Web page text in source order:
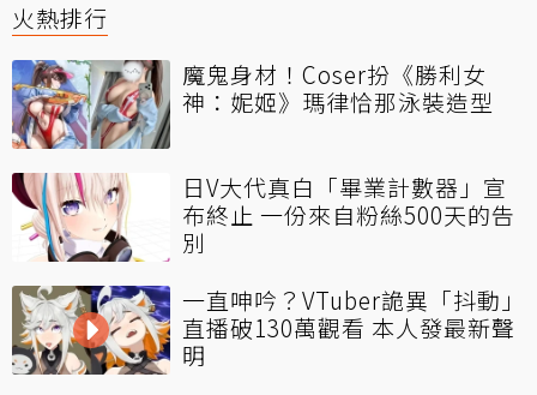
火熱排行
魔鬼身材！Coser扮《勝利女
神：妮姬》瑪律恰那泳裝造型
日V大代真白「畢業計數器」宣
布終止 一份來自粉絲500天的告
別
一直呻吟？VTuber詭異「抖動」
直播破130萬觀看 本人發最新聲
明